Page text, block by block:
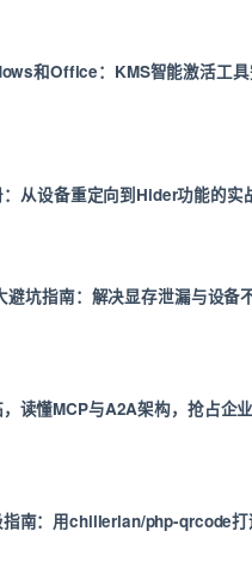
和Office：KMS智能激活工
从设备重定向到Hider功能的实
避坑指南：解决显存泄漏与设备
读懂MCP与A2A架构，抢占企
指南：用chillerlan/php-qrcode